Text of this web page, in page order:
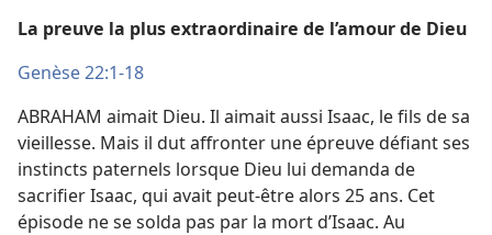
La preuve la plus extraordinaire de l’amour de Dieu
Genèse 22:1-18
ABRAHAM aimait Dieu. Il aimait aussi Isaac, le fils de sa
vieillesse. Mais il dut affronter une épreuve défiant ses
instincts paternels lorsque Dieu lui demanda de
sacrifier Isaac, qui avait peut-être alors 25 ans. Cet
épisode ne se solda pas par la mort d’Isaac. Au